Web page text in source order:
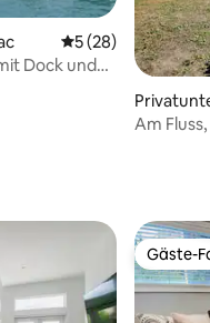
Durchschnittliche
5 (28)
Dock und
on
Am
Gäste-
Gäste-